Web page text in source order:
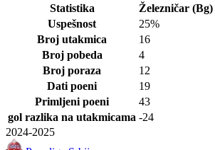
Statistika
Železničar (Bg)
Uspešnost
25%
Broj utakmica
16
Broj pobeda
4
Broj poraza
12
Dati poeni
19
Primljeni poeni
43
gol razlika na utakmicama -24
2024-2025